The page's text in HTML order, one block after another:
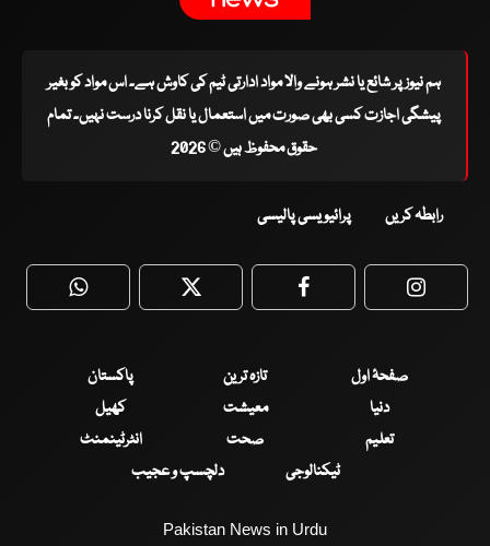
ہم نیوز پر شائع یا نشر ہونے والا مواد ادارتی ٹیم کی کاوش ہے۔ اس مواد کو بغیر
پیشگی اجازت کسی بھی صورت میں استعمال یا نقل کرنا درست نہیں۔ تمام
حقوق محفوظ ہیں © 2026
رابطہ کریں پرائیویسی پالیسی
WhatsApp Twitter Facebook
صفحۂ اول تازہ ترین
پاکستان
دنیا
معیشت
کھیل
تعلیم
صحت
انٹرٹینمنٹ
ٹیکنالوجی
دلچسپ و عجیب
Pakistan News in Urdu